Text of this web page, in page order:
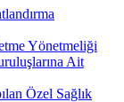
Yönetmeliği
Ait
Özel Sağlık